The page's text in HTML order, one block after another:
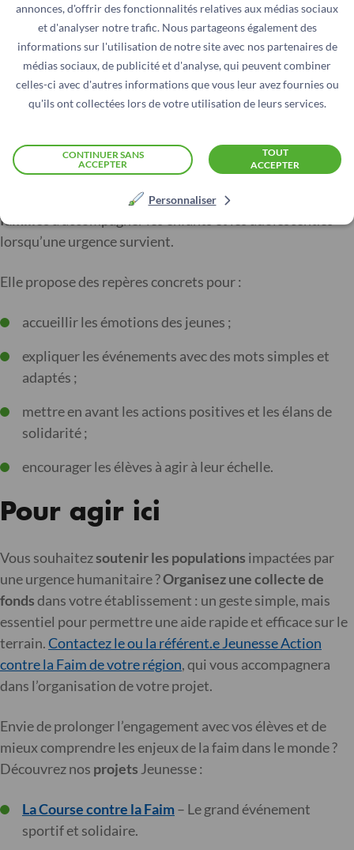
annonces, d'offrir des fonctionnalités relatives aux médias sociaux
et d'analyser notre trafic. Nous partageons également des
informations sur l'utilisation de notre site avec nos partenaires de
médias sociaux, de publicité et d'analyse, qui peuvent combiner
celles-ci avec d'autres informations que vous leur avez fournies ou
qu'ils ont collectées lors de votre utilisation de leurs services.
TOUT
ACCEPTER
CONTINUER SANS
ACCEPTER
Personnaliser
Fiche-conseil pour accompagner les
En complément des bandes dessinées, une fiche pratique
est proposée pour aider lespersonnels éducatifs
familles
lorsqu’une urgence survient.
Elle propose des repères concrets pour :
accueillir les émotions des jeunes ;
expliquer les événements avec des mots simples et
adaptés ;
mettre en avant les actions positives et les élans de
solidarité ;
encourager les élèves à agir à leur échelle.
Pour agir ici
Vous souhaitezsoutenir les populations impactées par
une urgence humanitaire ?Organisez une collecte de
fondsdans votre établissement : un geste simple, mais
essentiel pour permettre une aide rapide et efficace sur le
terrain.Contactez le ou la référent.e Jeunesse Action
contre la Faim de votre région, qui vous accompagnera
dans l’organisation de votre projet.
Envie de prolonger l’engagement avec vos élèves et de
mieux comprendre les enjeux de la faim dans le monde ?
Découvrez nos projets Jeunesse :
La Course contre la Faim– Le grand événement
sportif et solidaire.